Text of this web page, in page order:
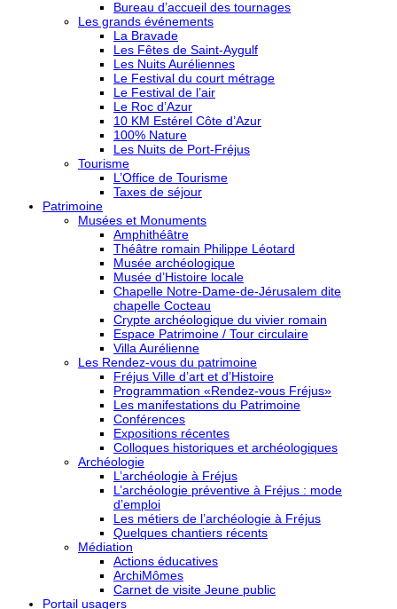
Bureau d’accueil des tournages
Les grands événements
La Bravade
Les Fêtes de Saint-Aygulf
Les Nuits Auréliennes
Le Festival du court métrage
Le Festival de l’air
Le Roc d’Azur
10 KM Estérel Côte d’Azur
100% Nature
Les Nuits de Port-Fréjus
Tourisme
L’Office de Tourisme
Taxes de séjour
Patrimoine
Musées et Monuments
Amphithéâtre
Théâtre romain Philippe Léotard
Musée archéologique
Musée d’Histoire locale
Chapelle Notre-Dame-de-Jérusalem dite
chapelle Cocteau
Crypte archéologique du vivier romain
Espace Patrimoine / Tour circulaire
Villa Aurélienne
Les Rendez-vous du patrimoine
Fréjus Ville d’art et d’Histoire
Programmation «Rendez-vous Fréjus»
Les manifestations du Patrimoine
Conférences
Expositions récentes
Colloques historiques et archéologiques
Archéologie
L’archéologie à Fréjus
L’archéologie préventive à Fréjus : mode
d’emploi
Les métiers de l’archéologie à Fréjus
Quelques chantiers récents
Médiation
Actions éducatives
ArchiMômes
Carnet de visite Jeune public
Portail usagers